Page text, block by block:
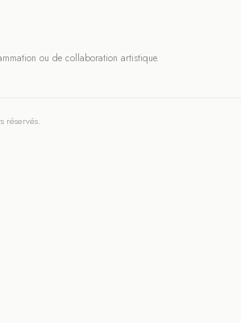
ou de collaboration artistique.
réservés.